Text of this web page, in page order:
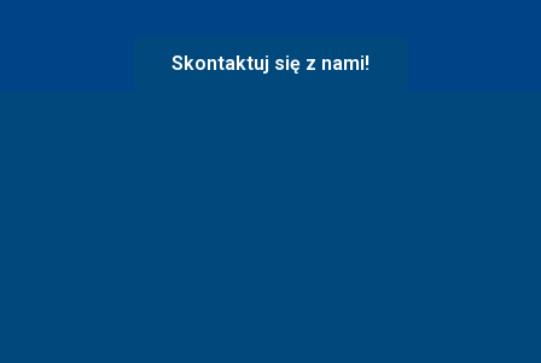
Skontaktuj się z nami!